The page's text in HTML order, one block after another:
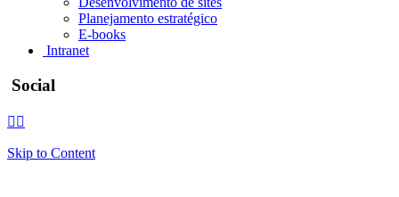
Planejamento estratégico
E-books
Intranet
Social
 
Skip to Content